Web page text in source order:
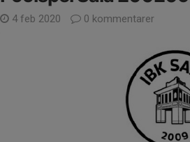
4 feb 2020 0 kommentarer